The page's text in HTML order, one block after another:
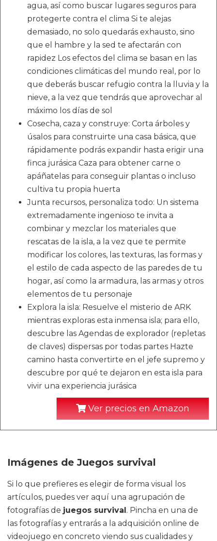
agua, así como buscar lugares seguros para
protegerte contra el clima Si te alejas
demasiado, no solo quedarás exhausto, sino
que el hambre y la sed te afectarán con
rapidez Los efectos del clima se basan en las
condiciones climáticas del mundo real, por lo
que deberás buscar refugio contra la lluvia y la
nieve, a la vez que tendrás que aprovechar al
máximo los días de sol
Cosecha, caza y construye: Corta árboles y
úsalos para construirte una casa básica, que
rápidamente podrás expandir hasta erigir una
finca jurásica Caza para obtener carne o
apáñatelas para conseguir plantas o incluso
cultiva tu propia huerta
Junta recursos, personaliza todo: Un sistema
extremadamente ingenioso te invita a
combinar y mezclar los materiales que
rescatas de la isla, a la vez que te permite
modificar los colores, las texturas, las formas y
el estilo de cada aspecto de las paredes de tu
hogar, así como la armadura, las armas y otros
elementos de tu personaje
Explora la isla: Resuelve el misterio de ARK
mientras exploras esta inmensa isla; para ello,
descubre las Agendas de explorador (repletas
de claves) dispersas por todas partes Hazte
camino hasta convertirte en el jefe supremo y
descubre por qué te dejaron en esta isla para
vivir una experiencia jurásica
Ver precios en Amazon
Imágenes de Juegos survival
Si lo que prefieres es elegir de forma visual los
artículos, puedes ver aquí una agrupación de
fotografías de juegos survival. Pincha en una de
las fotografías y entrarás a la adquisición online de
videojuego en concreto viendo sus cualidades y